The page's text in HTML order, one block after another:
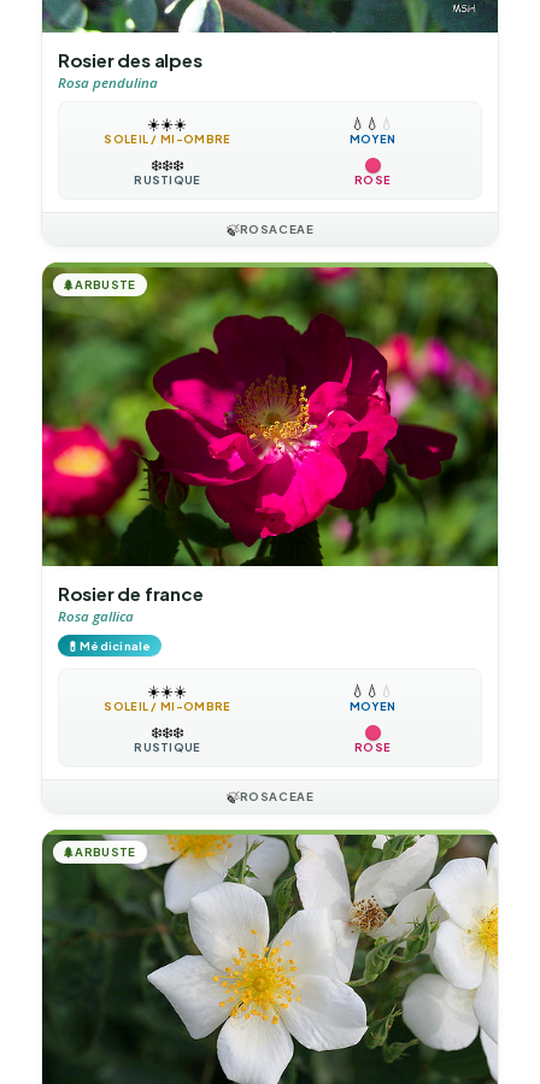
Rosier des alpes
Rosa pendulina
☀️☀️☀️
SOLEIL / MI-OMBRE
💧 💧 💧
MOYEN
❄️❄️❄️
RUSTIQUE ROSE
🍃ROSACEAE
🌲ARBUSTE
Rosier de france
Rosa gallica
💊Médicinale
☀️☀️☀️
SOLEIL / MI-OMBRE
💧 💧 💧
MOYEN
❄️❄️❄️
RUSTIQUE ROSE
🍃ROSACEAE
🌲ARBUSTE